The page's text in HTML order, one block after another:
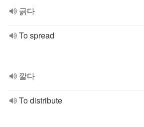
긁다
To spread
깔다
To distribute